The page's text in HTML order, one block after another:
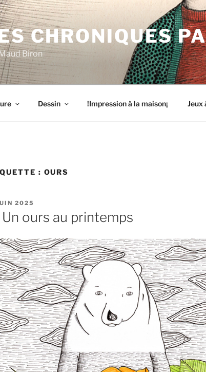
CHRONIQUES
Biron
Dessin !Impression à la maison¡ Jeux
: OURS
2025
ours au printemps